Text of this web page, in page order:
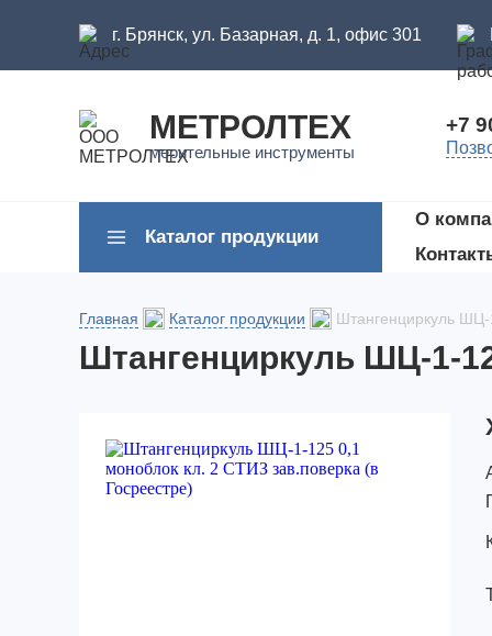
г. Брянск, ул. Базарная, д. 1, офис 301
МЕТРОЛТЕХ
мерительные инструменты
+7
Каталог продукции
О
Главная Каталог продукции Штангенциркуль ШЦ-
Штангенциркуль ШЦ-1-